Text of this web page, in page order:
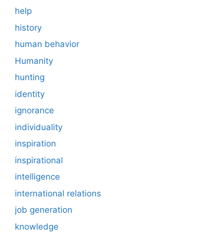
help
history
human behavior
Humanity
hunting
identity
ignorance
individuality
inspiration
inspirational
intelligence
international relations
job generation
knowledge